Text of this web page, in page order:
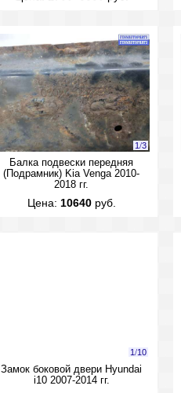
1/3
Балка подвески передняя
(Подрамник) Kia Venga 2010-
2018 гг.
Цена: 10640руб.
1/10
Замок боковой двери Hyundai
i10 2007-2014 гг.